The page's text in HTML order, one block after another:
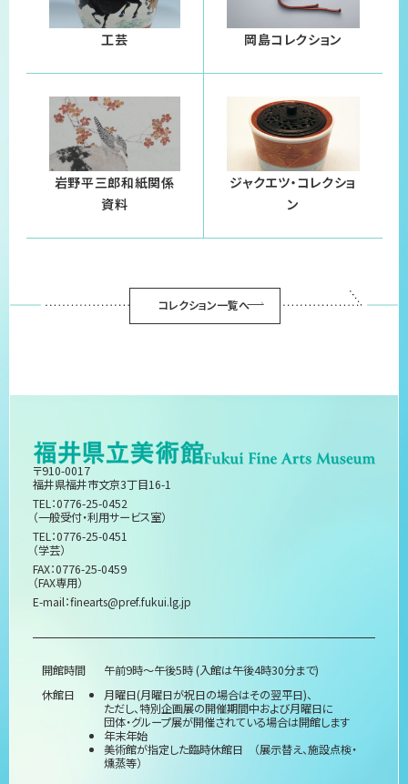
工芸 岡島コレクション
岩野平三郎和紙関係
資料
ジャクエツ・コレクショ
ン
コレクション一覧へ
〒910-0017
福井県福井市文京3丁目16-1
TEL：0776-25-0452
（一般受付・利用サービス室）
TEL：0776-25-0451
（学芸）
FAX：0776-25-0459
（FAX専用）
E-mail：finearts@pref.fukui.lg.jp
開館時間
午前9時～午後5時 (入館は午後4時30分まで)
休館日
月曜日(月曜日が祝日の場合はその翌平日)、
ただし、特別企画展の開催期間中および月曜日に
団体・グループ展が開催されている場合は開館します
年末年始
美術館が指定した臨時休館日 （展示替え、施設点検・
燻蒸等）